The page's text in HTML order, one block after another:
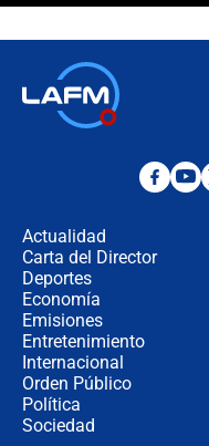
Actualidad
Carta del Director
Deportes
Economía
Emisiones
Entretenimiento
Internacional
Orden Público
Política
Sociedad